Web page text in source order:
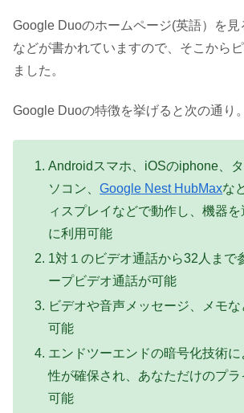
Google Duoのホームページ(英語）を見
などが書かれていますので、そこから
ました。
Google Duoの特徴を挙げると次の通り。
Androidスマホ、iOSのiphone、
ソコン、Google Nest HubMaxな
ィスプレイなどで動作し、機器を
に利用可能
1対１のビデオ通話から32人まで
ープビデオ通話が可能
ビデオや音声メッセージ、メモ
可能
エンドツーエンドの暗号化技術
性が確保され、あなただけのプ
可能